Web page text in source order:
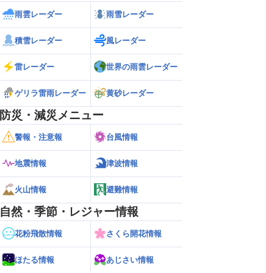
雨雲レーダー 雨雪レーダー
積雪レーダー 風レーダー
雷レーダー 世界の雨雲レーダー
ゲリラ雷雨レーダー 黄砂レーダー
防災・減災メニュー
警報・注意報 台風情報
地震情報 津波情報
火山情報 避難情報
自然・季節・レジャー情報
花粉飛散情報 さくら開花情報
ほたる情報 あじさい情報